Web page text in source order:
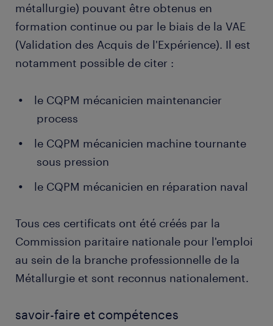
métallurgie) pouvant être obtenus en
formation continue ou par le biais de la VAE
(Validation des Acquis de l'Expérience). Il est
notamment possible de citer :
le CQPM mécanicien maintenancier
process
le CQPM mécanicien machine tournante
sous pression
le CQPM mécanicien en réparation naval
Tous ces certificats ont été créés par la
Commission paritaire nationale pour l'emploi
au sein de la branche professionnelle de la
Métallurgie et sont reconnus nationalement.
savoir-faire et compétences